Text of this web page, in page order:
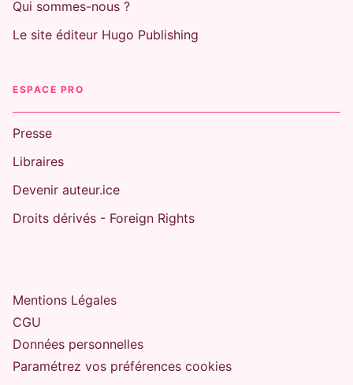
Qui sommes-nous ?
Le site éditeur Hugo Publishing
ESPACE PRO
Presse
Libraires
Devenir auteur.ice
Droits dérivés - Foreign Rights
Mentions Légales
CGU
Données personnelles
Paramétrez vos préférences cookies